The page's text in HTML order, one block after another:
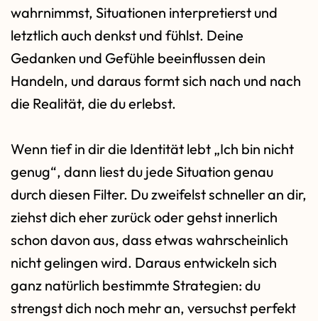
wahrnimmst, Situationen interpretierst und
letztlich auch denkst und fühlst. Deine
Gedanken und Gefühle beeinflussen dein
Handeln, und daraus formt sich nach und nach
die Realität, die du erlebst.
Wenn tief in dir die Identität lebt „Ich bin nicht
genug“, dann liest du jede Situation genau
durch diesen Filter. Du zweifelst schneller an dir,
ziehst dich eher zurück oder gehst innerlich
schon davon aus, dass etwas wahrscheinlich
nicht gelingen wird. Daraus entwickeln sich
ganz natürlich bestimmte Strategien: du
strengst dich noch mehr an, versuchst perfekt